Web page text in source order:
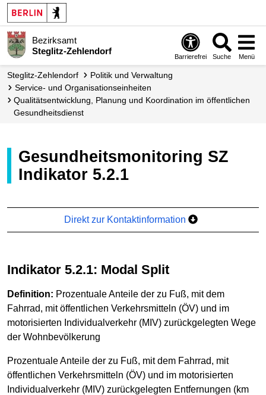
Bezirksamt
Steglitz-Zehlendorf
Barrierefrei Suche Menü
Steglitz-Zehlendorf
Politik und Verwaltung
Service- und Organisations­einheiten
Qualitäts­entwicklung, Planung und Koordination im öffentlichen
Gesundheits­dienst
Gesundheitsmonitoring SZ
Indikator 5.2.1
Direkt zur Kontaktinformation
Indikator 5.2.1: Modal Split
Definition: Prozentuale Anteile der zu Fuß, mit dem
Fahrrad, mit öffentlichen Verkehrsmitteln (ÖV) und im
motorisierten Individualverkehr (MIV) zurückgelegten Wege
der Wohnbevölkerung
Prozentuale Anteile der zu Fuß, mit dem Fahrrad, mit
öffentlichen Verkehrsmitteln (ÖV) und im motorisierten
Individualverkehr (MIV) zurückgelegten Entfernungen (km